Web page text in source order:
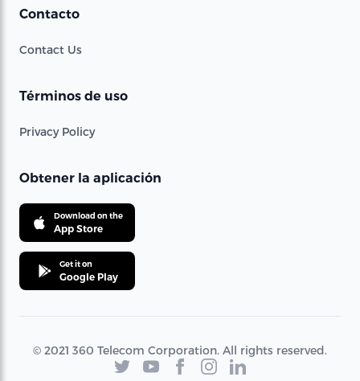
Contacto
Contact Us
Términos de uso
Privacy Policy
Obtener la aplicación
Download on the
App Store
Get it on
Google Play
© 2021 360 Telecom Corporation. All rights reserved.